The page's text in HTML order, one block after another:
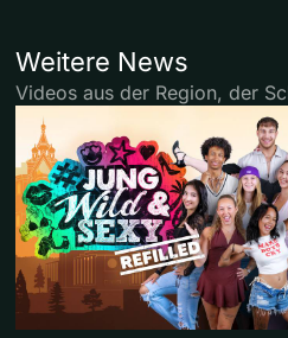
Weitere News
Videos aus der Region, der